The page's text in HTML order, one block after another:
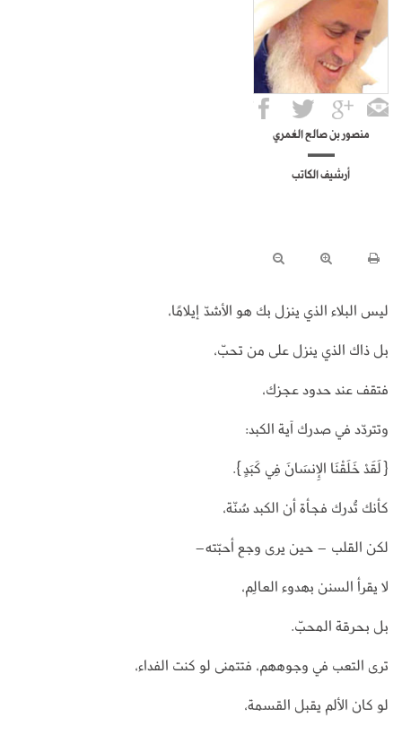
منصور بن صالح العُمري
أرشيف الكاتب
ليس البلاء الذي ينزل بك هو الأشدّ إيلامًا،
بل ذاك الذي ينزل على من تحبّ،
فتقف عند حدود عجزك،
وتتردّد في صدرك آية الكبد:
{لَقَدْ خَلَقْنَا الإِنسَانَ فِي كَبَدٍ}.
كأنك تُدرك فجأة أن الكبد سُنّة،
لكن القلب – حين يرى وجع أحبّته–
لا يقرأ السنن بهدوء العالِم،
بل بحرقة المحبّ.
ترى التعب في وجوههم، فتتمنى لو كنت الفداء،
لو كان الألم يقبل القسمة،